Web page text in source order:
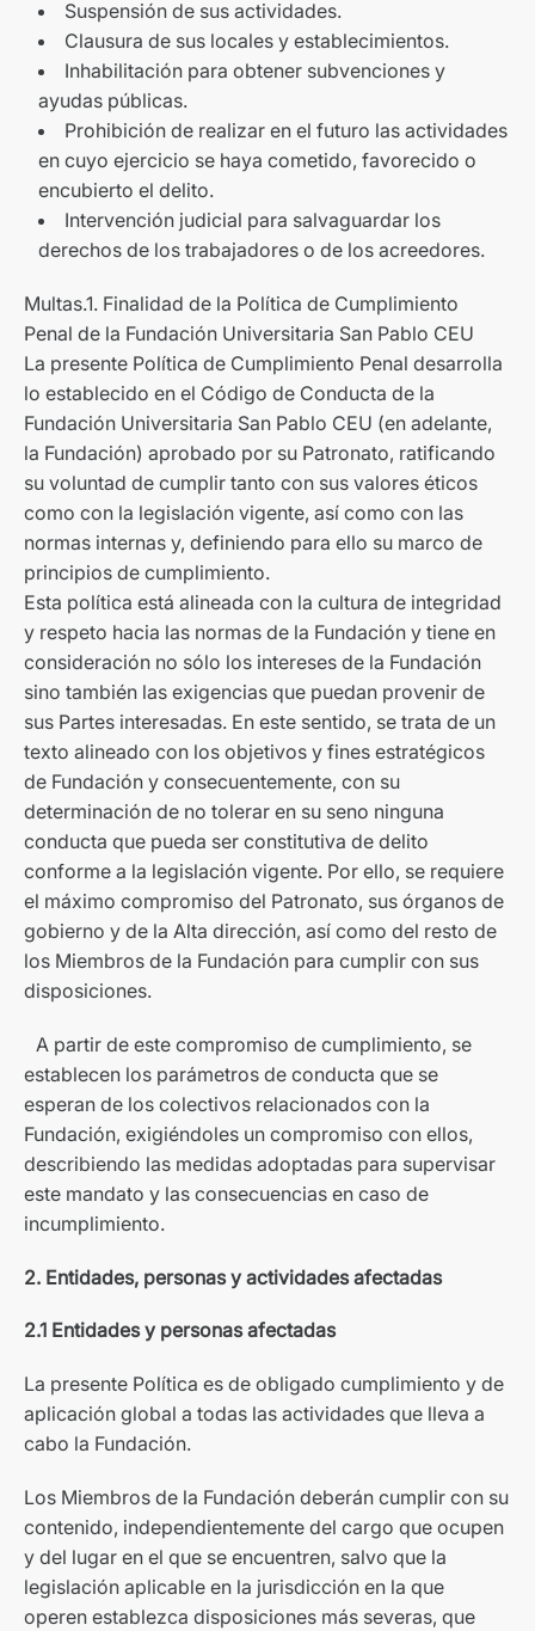
Suspensión de sus actividades.
Clausura de sus locales y establecimientos.
Inhabilitación para obtener subvenciones y
ayudas públicas.
Prohibición de realizar en el futuro las actividades
en cuyo ejercicio se haya cometido, favorecido o
encubierto el delito.
Intervención judicial para salvaguardar los
derechos de los trabajadores o de los acreedores.
Multas.1. Finalidad de la Política de Cumplimiento
Penal de la Fundación Universitaria San Pablo CEU
La presente Política de Cumplimiento Penal desarrolla
lo establecido en el Código de Conducta de la
Fundación Universitaria San Pablo CEU (en adelante,
la Fundación) aprobado por su Patronato, ratificando
su voluntad de cumplir tanto con sus valores éticos
como con la legislación vigente, así como con las
normas internas y, definiendo para ello su marco de
principios de cumplimiento.
Esta política está alineada con la cultura de integridad
y respeto hacia las normas de la Fundación y tiene en
consideración no sólo los intereses de la Fundación
sino también las exigencias que puedan provenir de
sus Partes interesadas. En este sentido, se trata de un
texto alineado con los objetivos y fines estratégicos
de Fundación y consecuentemente, con su
determinación de no tolerar en su seno ninguna
conducta que pueda ser constitutiva de delito
conforme a la legislación vigente. Por ello, se requiere
el máximo compromiso del Patronato, sus órganos de
gobierno y de la Alta dirección, así como del resto de
los Miembros de la Fundación para cumplir con sus
disposiciones.
A partir de este compromiso de cumplimiento, se
establecen los parámetros de conducta que se
esperan de los colectivos relacionados con la
Fundación, exigiéndoles un compromiso con ellos,
describiendo las medidas adoptadas para supervisar
este mandato y las consecuencias en caso de
incumplimiento.
2. Entidades, personas y actividades afectadas
2.1 Entidades y personas afectadas
La presente Política es de obligado cumplimiento y de
aplicación global a todas las actividades que lleva a
cabo la Fundación.
Los Miembros de la Fundación deberán cumplir con su
contenido, independientemente del cargo que ocupen
y del lugar en el que se encuentren, salvo que la
legislación aplicable en la jurisdicción en la que
operen establezca disposiciones más severas, que